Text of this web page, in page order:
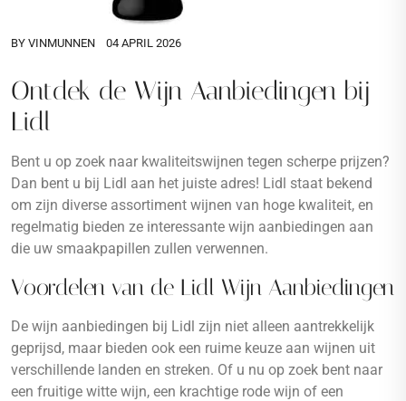
BY VINMUNNEN 04 APRIL 2026
Ontdek de Wijn Aanbiedingen bij
Lidl
Bent u op zoek naar kwaliteitswijnen tegen scherpe prijzen?
Dan bent u bij Lidl aan het juiste adres! Lidl staat bekend
om zijn diverse assortiment wijnen van hoge kwaliteit, en
regelmatig bieden ze interessante wijn aanbiedingen aan
die uw smaakpapillen zullen verwennen.
Voordelen van de Lidl Wijn Aanbiedingen
De wijn aanbiedingen bij Lidl zijn niet alleen aantrekkelijk
geprijsd, maar bieden ook een ruime keuze aan wijnen uit
verschillende landen en streken. Of u nu op zoek bent naar
een fruitige witte wijn, een krachtige rode wijn of een